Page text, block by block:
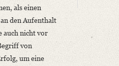
als einen
den Aufenthalt
auch nicht vor
von
um eine